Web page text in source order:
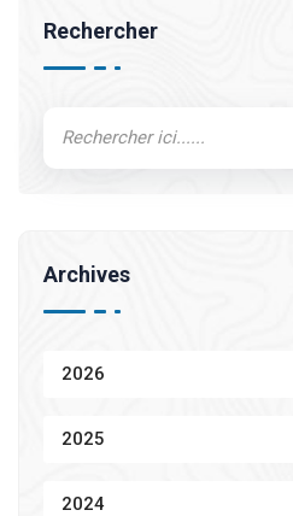
Rechercher
Archives
2026
2025
2024